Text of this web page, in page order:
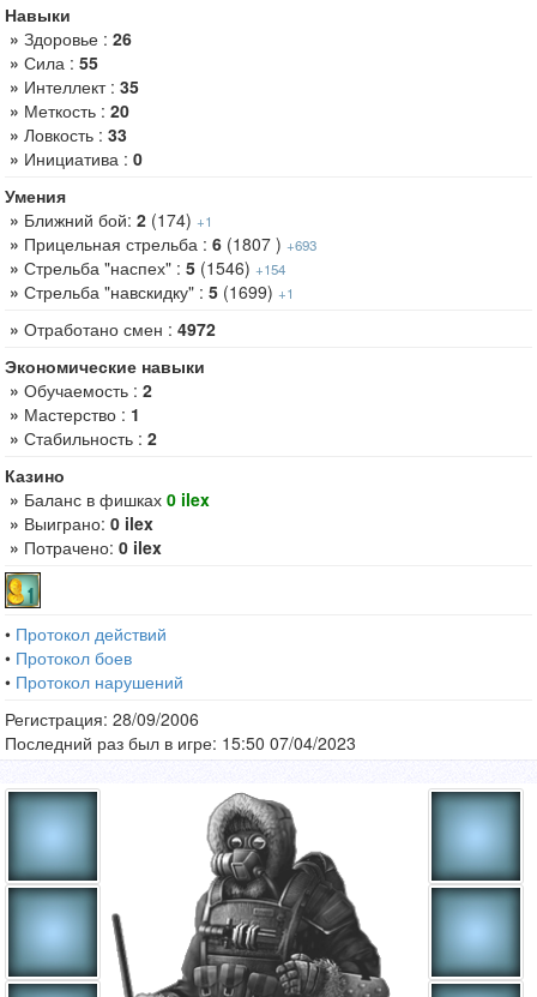
Навыки
» Здоровье : 26
» Сила : 55
» Интеллект : 35
» Меткость : 20
» Ловкость : 33
» Инициатива : 0
Умения
» Ближний бой: 2 (174) +1
» Прицельная стрельба : 6 (1807 ) +693
» Стрельба "наспех" : 5 (1546) +154
» Стрельба "навскидку" : 5 (1699) +1
» Отработано смен : 4972
Экономические навыки
» Обучаемость : 2
» Мастерство : 1
» Стабильность : 2
Казино
» Баланс в фишках 0 ilex
» Выиграно: 0 ilex
» Потрачено: 0 ilex
• Протокол действий
• Протокол боев
• Протокол нарушений
Регистрация: 28/09/2006
Последний раз был в игре: 15:50 07/04/2023